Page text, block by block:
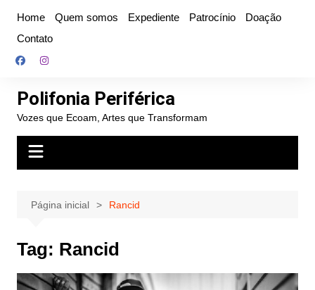
conteúdo
Home Quem somos Expediente Patrocínio
Doação
Contato
Polifonia Periférica
Vozes que Ecoam, Artes que Transformam
Página inicial Rancid
Tag: Rancid